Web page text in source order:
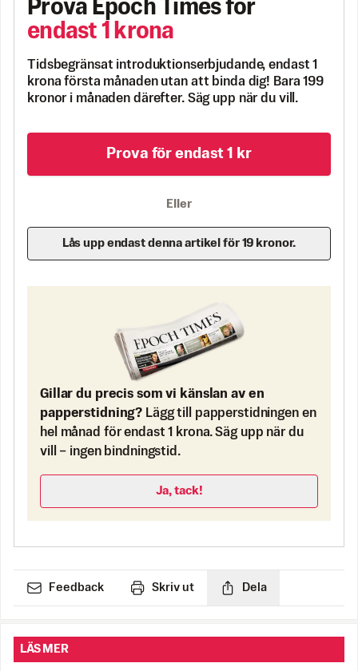
Prova Epoch Times för
endast 1 krona
Tidsbegränsat introduktionserbjudande, endast 1
krona första månaden utan att binda dig! Bara 199
kronor i månaden därefter. Säg upp när du vill.
Prova för endast 1 kr
Eller
Lås upp endast denna artikel för 19 kronor.
Gillar du precis som vi känslan av en
papperstidning? Lägg till papperstidningen en
hel månad för endast 1 krona. Säg upp när du
vill – ingen bindningstid.
Ja, tack!
Feedback Skriv ut Dela
LÄS MER